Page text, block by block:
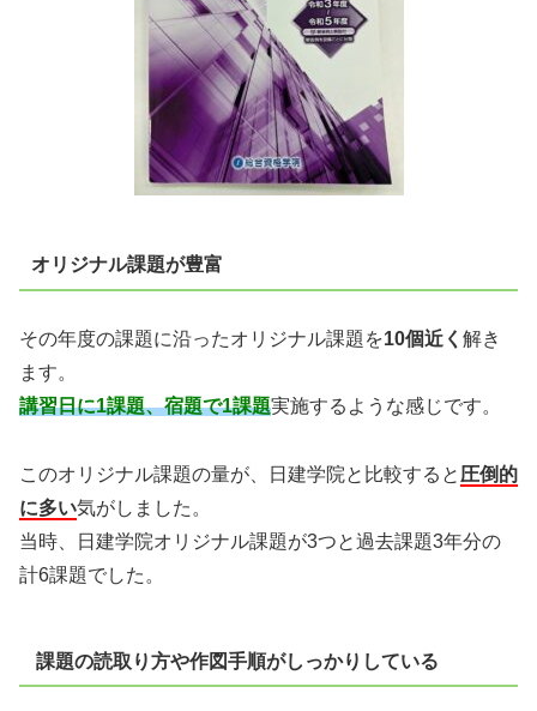
オリジナル課題が豊富
その年度の課題に沿ったオリジナル課題を10個近く 解き
ます。
講習日に1課題、宿題で1課題実施するような感じです。
このオリジナル課題の量が、日建学院と比較すると 圧倒的
に多い気がしました。
当時、日建学院オリジナル課題が3つと過去課題3年分の
計6課題でした。
課題の読取り方や作図手順がしっかりしている